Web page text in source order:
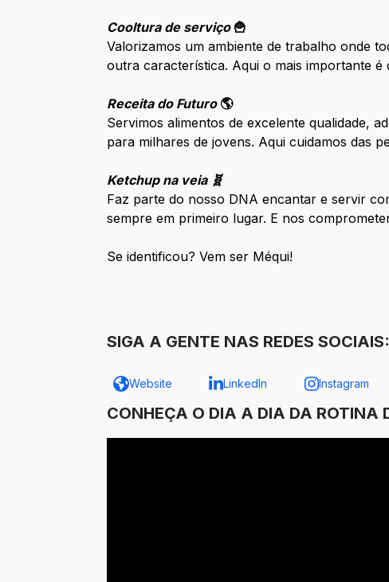
Cooltura de serviço 🍟
Valorizamos um ambiente de trabalho onde
outra característica. Aqui o mais importante
Receita do Futuro 🌎
Servimos alimentos de excelente qualidade,
para milhares de jovens. Aqui cuidamos das
Ketchup na veia 🧬
Faz parte do nosso DNA encantar e servir
sempre em primeiro lugar. E nos
Se identificou? Vem ser Méqui!
SIGA A GENTE NAS REDES SOCIAIS:
Website LinkedIn Instagram
CONHEÇA O DIA A DIA DA ROTINA